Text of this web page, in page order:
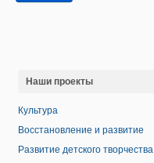
Наши проекты
Культура
Восстановление и развитие
Развитие детского творчества